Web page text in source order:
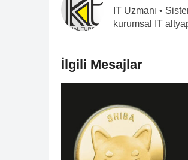
IT Uzmanı •
kurumsal IT
İlgili Mesajlar